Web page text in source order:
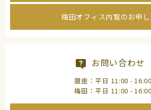
梅田オフィス内覧のお申
お問い合わせ
銀座：平日 11:00 - 16:00
梅田：平日 11:00 - 16:00